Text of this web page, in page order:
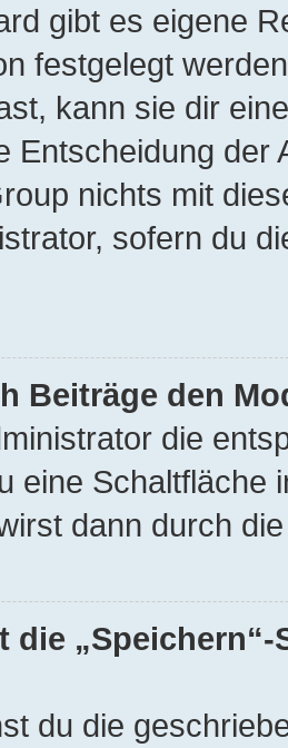
gibt es eigene
festgelegt
kann sie dir
Entscheidung der
nichts mit
sofern du
Beiträge den
die
eine Schaltfläche
dann durch
die
du die